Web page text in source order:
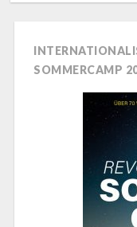
SOMMERCAMP